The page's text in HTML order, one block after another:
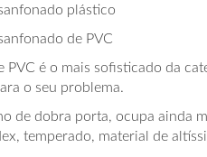
plástico
de PVC
PVC é o mais sofisticado da
o seu problema.
de dobra porta, ocupa ainda
temperado, material de